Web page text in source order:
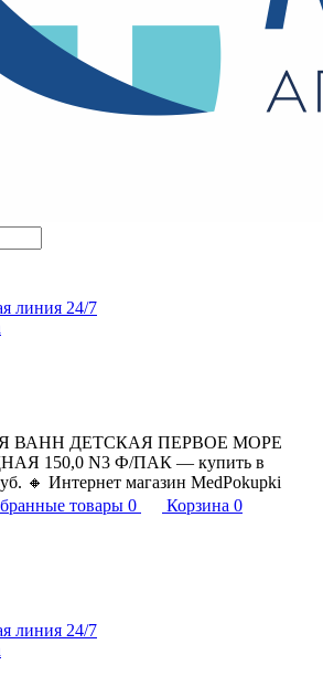
линия 24/7
ВАНН ДЕТСКАЯ ПЕРВОЕ МОРЕ
150,0 N3 Ф/ПАК — купить в
🔸 Интернет магазин MedPokupki
товары 0 Корзина 0
линия 24/7